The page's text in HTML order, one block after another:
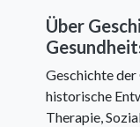
Über
Geschichte
historische
Therapie,